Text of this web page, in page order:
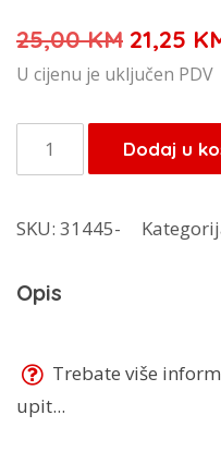
25,00KM Izvorna
cijena
je:
25,00
21,25
U cijenu je uključen PDV
kanta
smeće
količina
Dodaj u
SKU: 31445-
Opis
Trebate više
upit...